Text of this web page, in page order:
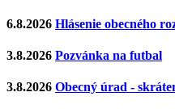
6.8.2026 Hlásenie obecného
3.8.2026 Pozvánka na futbal
3.8.2026 Obecný úrad -